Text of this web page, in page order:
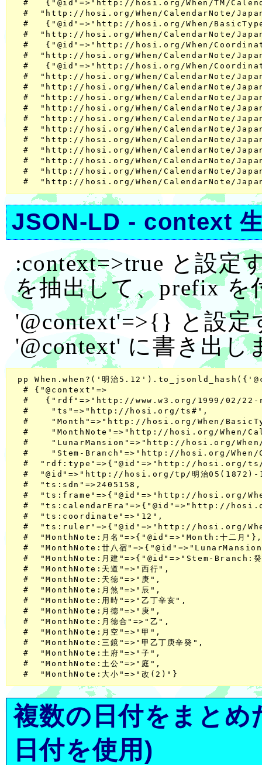
#   {"@id"=>"http://hosi.org/When/TM/
#  "http://hosi.org/When/CalendarNote/
#   {"@id"=>"http://hosi.org/When/
#  "http://hosi.org/When/CalendarNote/
#   {"@id"=>"http://hosi.org/When/
#  "http://hosi.org/When/CalendarNote/
#   {"@id"=>"http://hosi.org/When/
#  "http://hosi.org/When/CalendarNote/
#  "http://hosi.org/When/CalendarNote/
#  "http://hosi.org/When/CalendarNote/
#  "http://hosi.org/When/CalendarNote/
#  "http://hosi.org/When/CalendarNote/
#  "http://hosi.org/When/CalendarNote/
#  "http://hosi.org/When/CalendarNote/
#  "http://hosi.org/When/CalendarNote/
#  "http://hosi.org/When/CalendarNote/
#  "http://hosi.org/When/CalendarNote/
JSON-LD - context
:context=>true と設定
を抽出して、prefix を
'@context'=>{} と設定
'@context' に書き出し
pp When.when?('明治
  # {"@context"=>
#   {"rdf"=>"http://www.w3.org/1999/02/
  #    "ts"=>"http://hosi.org/ts#",
#    "Month"=>"http://hosi.org/When/
#    "MonthNote"=>"http://hosi.org/When/
#    "LunarMansion"=>"http://hosi.org/
#    "Stem-Branch"=>"http://hosi.org/When/
#  "rdf:type"=>{"@id"=>"http://hosi.org/
#  "@id"=>"http://hosi.org/tp/明治05(1872)-
  #  "ts:sdn"=>2405158,
#  "ts:frame"=>{"@id"=>"http://hosi.org/
#  "ts:calendarEra"=>{"@id"=>"http://
  #  "ts:coordinate"=>"12",
#  "ts:ruler"=>{"@id"=>"http://hosi.org/
  #  "MonthNote:月名"=>{"@id"=>"Month:十二月"},
#  "MonthNote:廿八宿
#  "MonthNote:月建"=>{"@id"=>"Stem-Branch:
  #  "MonthNote:天道"=>"西行",
  #  "MonthNote:天徳"=>"庚",
  #  "MonthNote:月煞"=>"辰",
  #  "MonthNote:用時"=>"乙丁辛亥",
  #  "MonthNote:月徳"=>"庚",
  #  "MonthNote:月徳合"=>"乙",
  #  "MonthNote:月空"=>"甲",
  #  "MonthNote:三鏡"=>"甲乙丁庚辛癸",
  #  "MonthNote:土府"=>"子",
  #  "MonthNote:土公"=>"庭",
複数の日付をまと
日付を使用)